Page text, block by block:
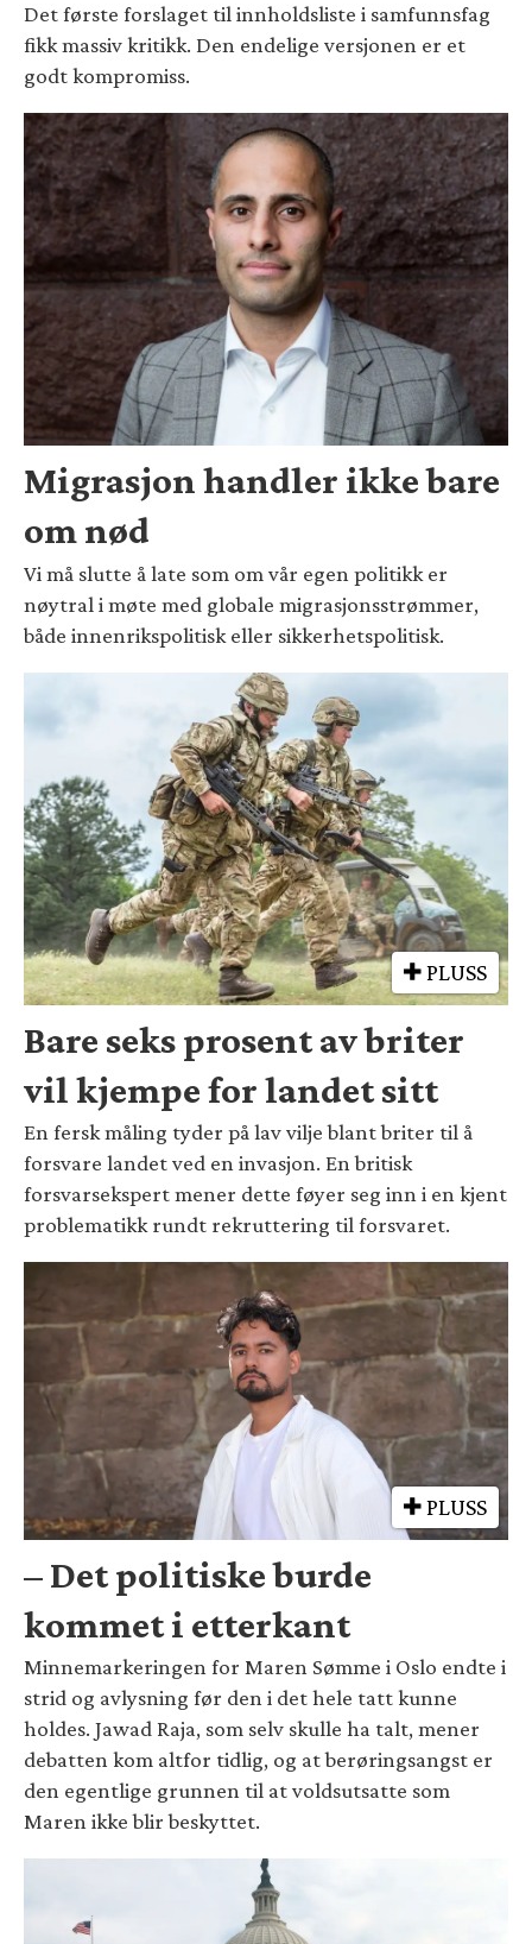
Det første forslaget til innholdsliste i samfunnsfag
fikk massiv kritikk. Den endelige versjonen er et
godt kompromiss.
Migrasjon handler ikke bare
om nød
Vi må slutte å late som om vår egen politikk er
nøytral i møte med globale migrasjonsstrømmer,
både innenrikspolitisk eller sikkerhetspolitisk.
PLUSS
Bare seks prosent av briter
vil kjempe for landet sitt
En fersk måling tyder på lav vilje blant briter til å
forsvare landet ved en invasjon. En britisk
forsvarsekspert mener dette føyer seg inn i en kjent
problematikk rundt rekruttering til forsvaret.
PLUSS
– Det politiske burde
kommet i etterkant
Minnemarkeringen for Maren Sømme i Oslo endte i
strid og avlysning før den i det hele tatt kunne
holdes. Jawad Raja, som selv skulle ha talt, mener
debatten kom altfor tidlig, og at berøringsangst er
den egentlige grunnen til at voldsutsatte som
Maren ikke blir beskyttet.